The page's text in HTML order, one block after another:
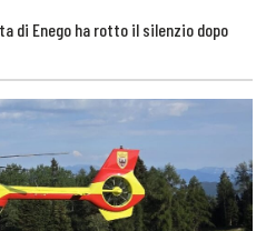
di Enego ha rotto il silenzio dopo